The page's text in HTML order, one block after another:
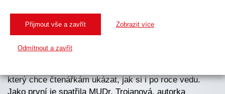
Přijmout vše a zavřít Zobrazit více
Odmítnout a zavřít
který chce čtenářkám ukázat, jak si i po roce vedu.
Jako první je spatřila MUDr. Trojanová, autorka